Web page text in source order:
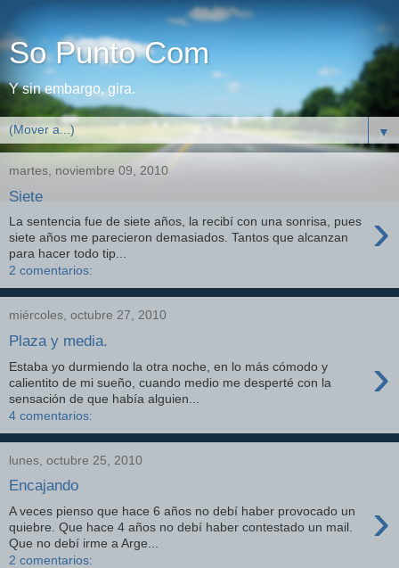
So Punto Com
Y sin embargo, gira.
▼
martes, noviembre 09, 2010
Siete
›
La sentencia fue de siete años, la recibí con una sonrisa, pues
siete años me parecieron demasiados. Tantos que alcanzan
para hacer todo tip...
2 comentarios:
miércoles, octubre 27, 2010
Plaza y media.
›
Estaba yo durmiendo la otra noche, en lo más cómodo y
calientito de mi sueño, cuando medio me desperté con la
sensación de que había alguien...
4 comentarios:
lunes, octubre 25, 2010
Encajando
›
A veces pienso que hace 6 años no debí haber provocado un
quiebre. Que hace 4 años no debí haber contestado un mail.
Que no debí irme a Arge...
2 comentarios: